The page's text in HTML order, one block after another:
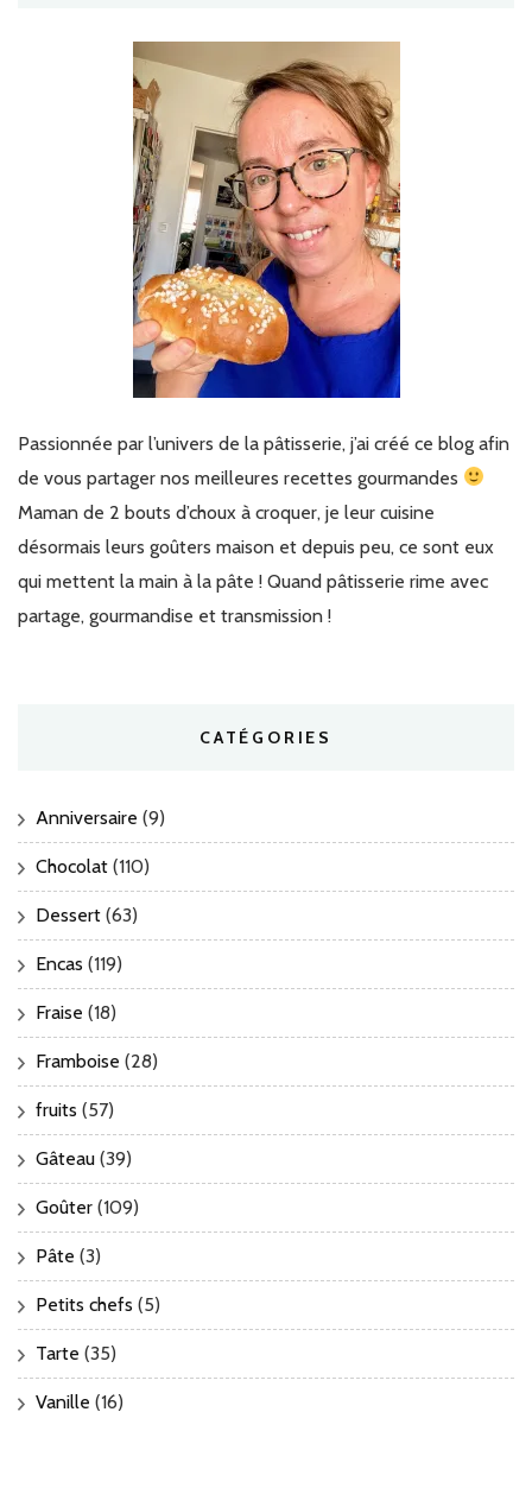
Passionnée par l’univers de la pâtisserie, j’ai créé ce blog afin
de vous partager nos meilleures recettes gourmandes
Maman de 2 bouts d’choux à croquer, je leur cuisine
désormais leurs goûters maison et depuis peu, ce sont eux
qui mettent la main à la pâte ! Quand pâtisserie rime avec
partage, gourmandise et transmission !
CATÉGORIES
Anniversaire (9)
Chocolat (110)
Dessert (63)
Encas (119)
Fraise (18)
Framboise (28)
fruits (57)
Gâteau (39)
Goûter (109)
Pâte (3)
Petits chefs (5)
Tarte (35)
Vanille (16)